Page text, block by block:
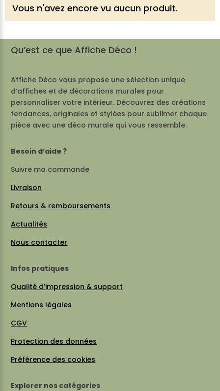
Vous n'avez encore vu aucun produit.
Qu’est ce que Affiche Déco !
Affiche Déco vous propose une sélection unique
d’affiches et de décorations murales pour
personnaliser votre intérieur. Découvrez des créations
tendances, originales et stylées pour sublimer chaque
pièce avec une déco murale qui vous ressemble.
Besoin d’aide ?
Suivre ma commande
Livraison
Retours & remboursements
Actualités
Nous contacter
Infos pratiques
Qualité d’impression & support
Mentions légales
CGV
Protection des données
Préférence des cookies
Explorer nos catégories